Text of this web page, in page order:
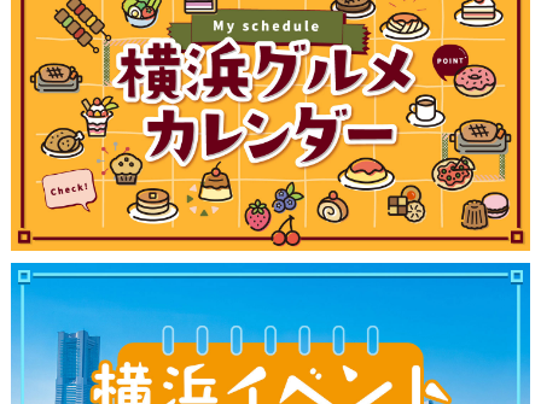
ランキング
ブログ記事
サイトについて